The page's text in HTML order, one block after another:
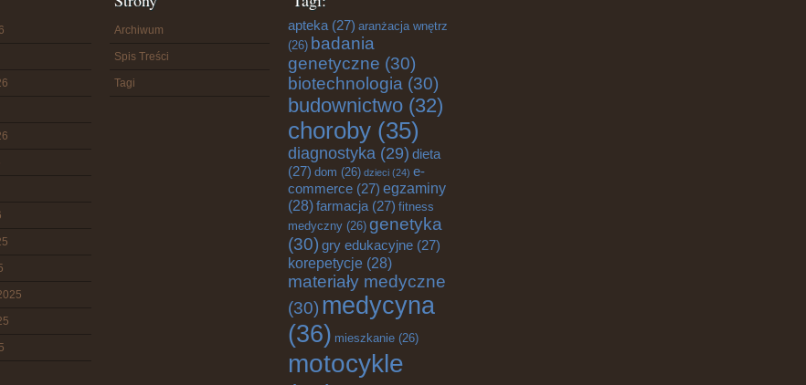
Archiwum
Spis Treści
Tagi
apteka (27) aranżacja wnętrz
(26) badania
genetyczne (30)
biotechnologia (30)
budownictwo (32)
choroby (35)
diagnostyka (29) dieta
(27) dom (26) dzieci (24) e-
commerce (27) egzaminy
(28)farmacja (27) fitness
medyczny (26) genetyka
(30) gry edukacyjne (27)
korepetycje (28)
materiały medyczne
(30) medycyna
(36) mieszkanie (26)
motocykle